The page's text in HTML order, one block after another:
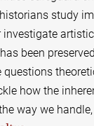
study
investigate
been
questions
how the
way we